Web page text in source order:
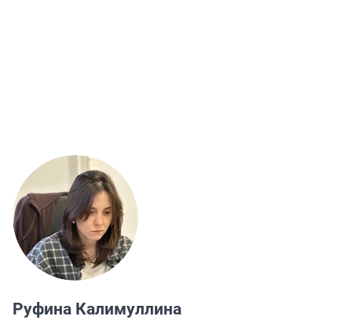
Руфина Калимуллина